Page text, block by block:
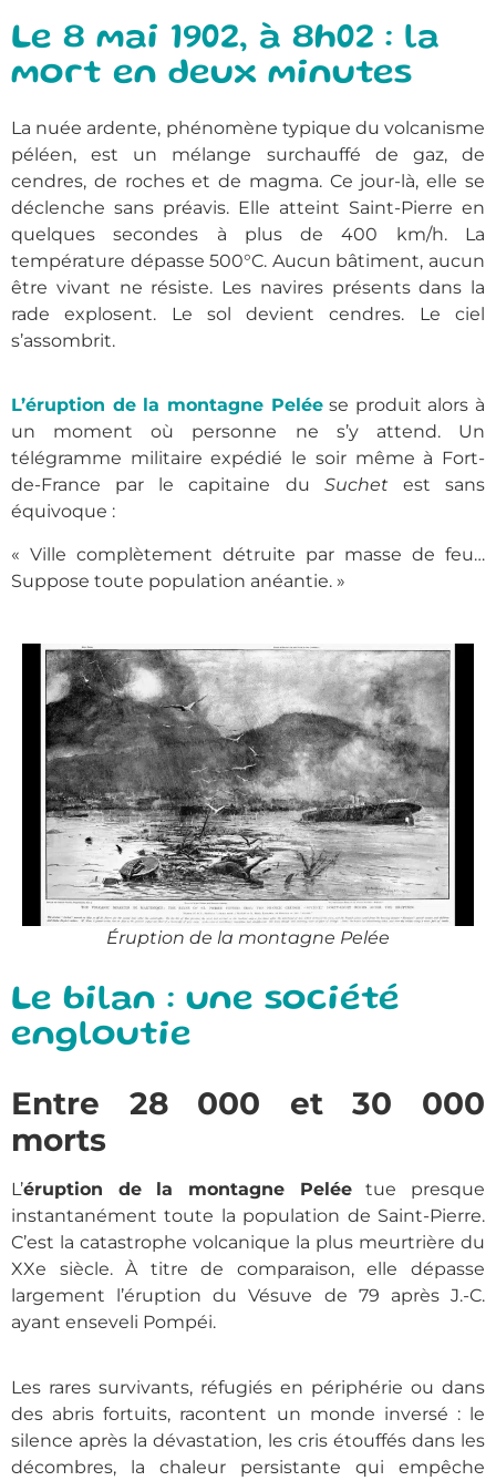
Le 8 mai 1902, à 8h02 : la
mort en deux minutes
La nuée ardente, phénomène typique du volcanisme
péléen, est un mélange surchauffé de gaz, de
cendres, de roches et de magma. Ce jour-là, elle se
déclenche sans préavis. Elle atteint Saint-Pierre en
quelques secondes à plus de 400 km/h. La
température dépasse 500°C. Aucun bâtiment, aucun
être vivant ne résiste. Les navires présents dans la
rade explosent. Le sol devient cendres. Le ciel
s’assombrit.
L’éruption de la montagne Peléese produit alors à
un moment où personne ne s’y attend. Un
télégramme militaire expédié le soir même à Fort-
de-France par le capitaine du Suchet est sans
équivoque :
« Ville complètement détruite par masse de feu…
Suppose toute population anéantie. »
Éruption de la montagne Pelée
Le bilan : une société
engloutie
Entre 28 000 et 30 000
morts
L’éruption de la montagne Peléetue presque
instantanément toute la population de Saint-Pierre.
C’est la catastrophe volcanique la plus meurtrière du
XXe siècle. À titre de comparaison, elle dépasse
largement l’éruption du Vésuve de 79 après J.-C.
ayant enseveli Pompéi.
Les rares survivants, réfugiés en périphérie ou dans
des abris fortuits, racontent un monde inversé : le
silence après la dévastation, les cris étouffés dans les
décombres, la chaleur persistante qui empêche